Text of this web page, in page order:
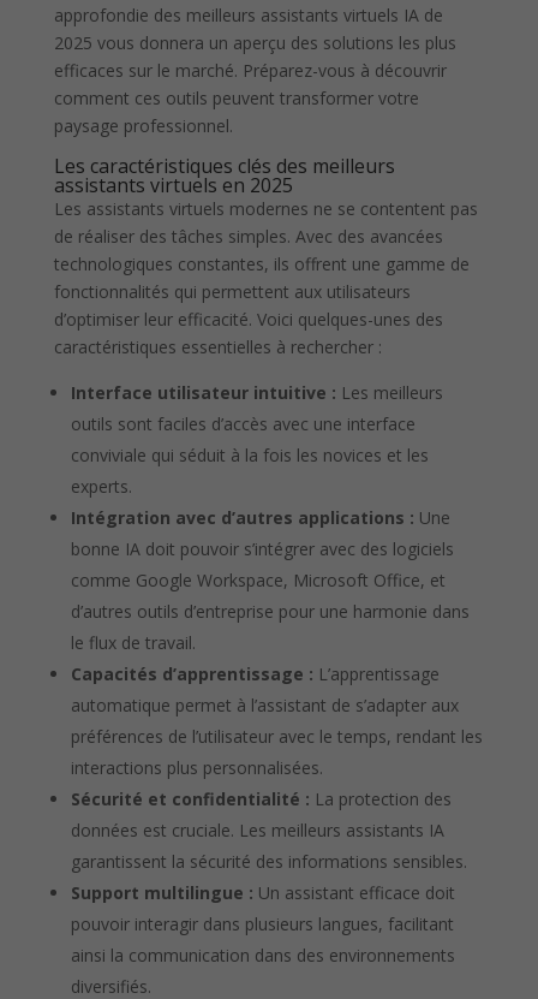
approfondie des meilleurs assistants virtuels IA de
2025 vous donnera un aperçu des solutions les plus
efficaces sur le marché. Préparez-vous à découvrir
comment ces outils peuvent transformer votre
paysage professionnel.
Les caractéristiques clés des meilleurs
assistants virtuels en 2025
Les assistants virtuels modernes ne se contentent pas
de réaliser des tâches simples. Avec des avancées
technologiques constantes, ils offrent une gamme de
fonctionnalités qui permettent aux utilisateurs
d’optimiser leur efficacité. Voici quelques-unes des
caractéristiques essentielles à rechercher :
Interface utilisateur intuitive : Les meilleurs
outils sont faciles d’accès avec une interface
conviviale qui séduit à la fois les novices et les
experts.
Intégration avec d’autres applications : Une
bonne IA doit pouvoir s’intégrer avec des logiciels
comme Google Workspace, Microsoft Office, et
d’autres outils d’entreprise pour une harmonie dans
le flux de travail.
Capacités d’apprentissage : L’apprentissage
automatique permet à l’assistant de s’adapter aux
préférences de l’utilisateur avec le temps, rendant les
interactions plus personnalisées.
Sécurité et confidentialité : La protection des
données est cruciale. Les meilleurs assistants IA
garantissent la sécurité des informations sensibles.
Support multilingue : Un assistant efficace doit
pouvoir interagir dans plusieurs langues, facilitant
ainsi la communication dans des environnements
diversifiés.